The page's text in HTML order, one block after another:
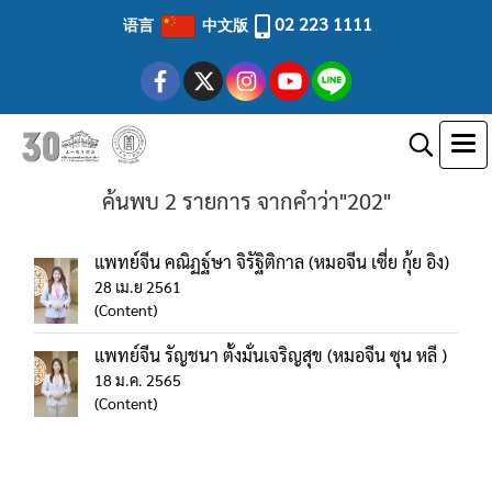
语言 中文版 02 223 1111
ค้นพบ 2 รายการ จากคำว่า"202"
แพทย์จีน คณิฏฐ์ษา จิรัฐิติกาล (หมอจีน เซี่ย กุ้ย อิง)
28 เม.ย 2561
(Content)
แพทย์จีน รัญชนา ตั้งมั่นเจริญสุข (หมอจีน ซุน หลี )
18 ม.ค. 2565
(Content)